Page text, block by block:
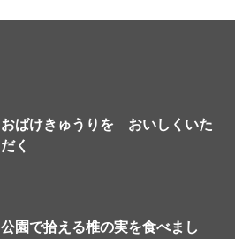
おばけきゅうりを おいしくいた
だく
公園で拾える椎の実を食べまし